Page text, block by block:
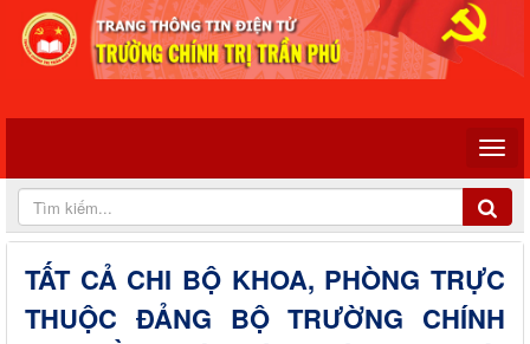
TẤT CẢ CHI BỘ KHOA, PHÒNG TRỰC
THUỘC ĐẢNG BỘ TRƯỜNG CHÍNH